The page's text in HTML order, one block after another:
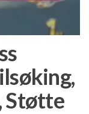
Støtte